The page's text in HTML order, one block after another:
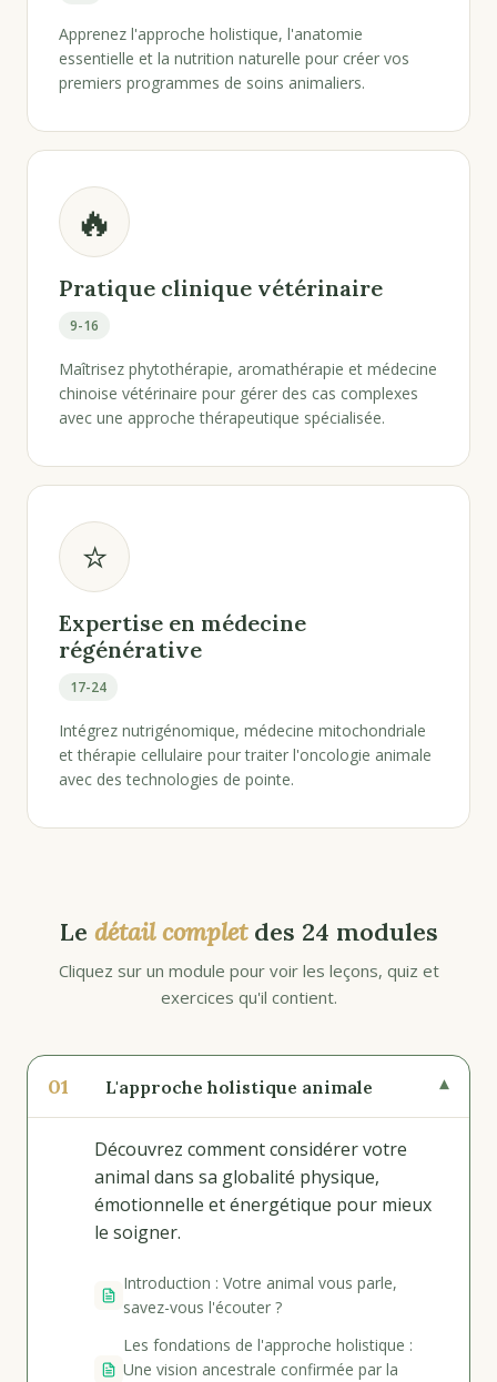
Apprenez l'approche holistique, l'anatomie
essentielle et la nutrition naturelle pour créer vos
premiers programmes de soins animaliers.
🔥
Pratique clinique vétérinaire
9-16
Maîtrisez phytothérapie, aromathérapie et médecine
chinoise vétérinaire pour gérer des cas complexes
avec une approche thérapeutique spécialisée.
⭐
Expertise en médecine
régénérative
17-24
Intégrez nutrigénomique, médecine mitochondriale
et thérapie cellulaire pour traiter l'oncologie animale
avec des technologies de pointe.
Le détail completdes 24 modules
Cliquez sur un module pour voir les leçons, quiz et
exercices qu'il contient.
01 L'approche holistique animale ▾
Découvrez comment considérer votre
animal dans sa globalité physique,
émotionnelle et énergétique pour mieux
le soigner.
Introduction : Votre animal vous parle,
savez-vous l'écouter ?
Les fondations de l'approche holistique :
Une vision ancestrale confirmée par la